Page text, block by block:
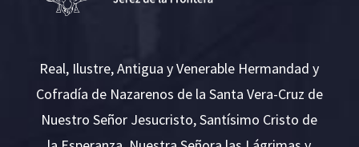
Real, Ilustre, Antigua y Venerable Hermandad y
Cofradía de Nazarenos de la Santa Vera-Cruz de
Nuestro Señor Jesucristo, Santísimo Cristo de